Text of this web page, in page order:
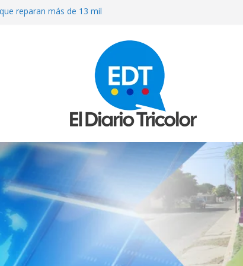
reparan más de 13 mil
a que atienda las necesidades
MEDICINAS EN FARMACIAS DE
DE MEDICAMENTOS
AL QUE INVADIERON LA CASA